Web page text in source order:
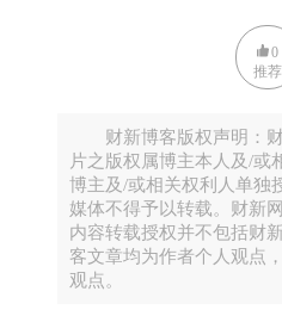
构成物理大厦的核心方程
斯坦统一时间和空间的广
外，都不区分时间的方向
保持不变。
把一段台球碰撞的视频倒
向才是"正确"的——两个方
符合物理定律。行星绕太
0
推荐
财新博客版权声明：财
片之版权属博主本人及/或
博主及/或相关权利人单独
媒体不得予以转载。财新
内容转载授权并不包括财
客文章均为作者个人观点
观点。